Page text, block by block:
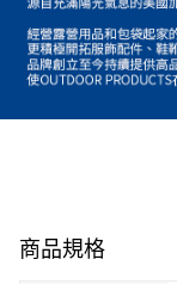
商品規格